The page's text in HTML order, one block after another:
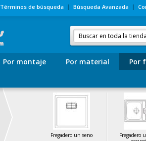
Términos de búsqueda Búsqueda Avanzada
Por montaje Por material Por
Fregadero un seno
Fregadero